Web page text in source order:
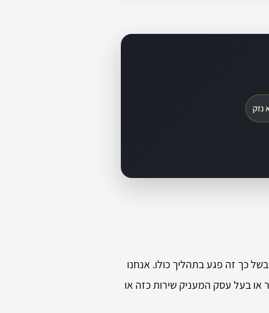
נזק
כך זה פגע בתהליך כולו. אנחנו
או בעל עסק המעניק שירות כזה או